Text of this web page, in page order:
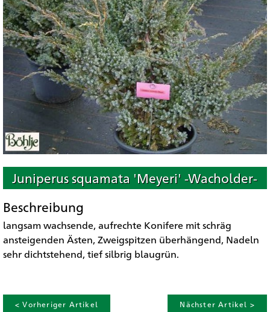
Juniperus squamata 'Meyeri' -Wacholder-
Beschreibung
langsam wachsende, aufrechte Konifere mit schräg
ansteigenden Ästen, Zweigspitzen überhängend, Nadeln
sehr dichtstehend, tief silbrig blaugrün.
< Vorheriger Artikel Nächster Artikel >